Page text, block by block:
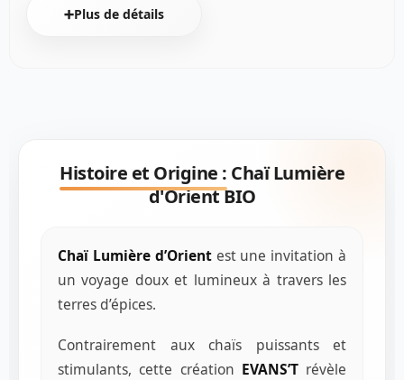
➕Plus de détails
Histoire et Origine : Chaï Lumière
d'Orient BIO
Chaï Lumière d’Orientest une invitation à
un voyage doux et lumineux à travers les
terres d’épices.
Contrairement aux chaïs puissants et
stimulants, cette création EVANS’T révèle